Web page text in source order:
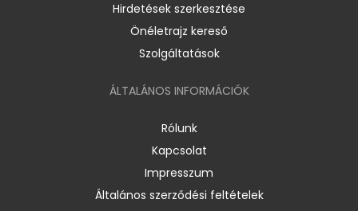
Hirdetések szerkesztése
Önéletrajz kereső
Szolgáltatások
ÁLTALÁNOS INFORMÁCIÓK
Rólunk
Kapcsolat
Impresszum
Általános szerződési feltételek